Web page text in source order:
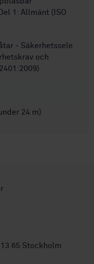
1: Allmänt (ISO
- Säkerhetssele
och
24 m)
65 Stockholm